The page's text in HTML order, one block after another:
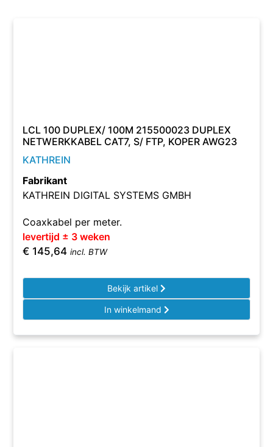
LCL 100 DUPLEX/ 100M 215500023 DUPLEX
NETWERKKABEL CAT7, S/ FTP, KOPER AWG23
KATHREIN
Fabrikant
KATHREIN DIGITAL SYSTEMS GMBH
Coaxkabel per meter.
levertijd ± 3 weken
€ 145,64 incl. BTW
Bekijk artikel
In winkelmand